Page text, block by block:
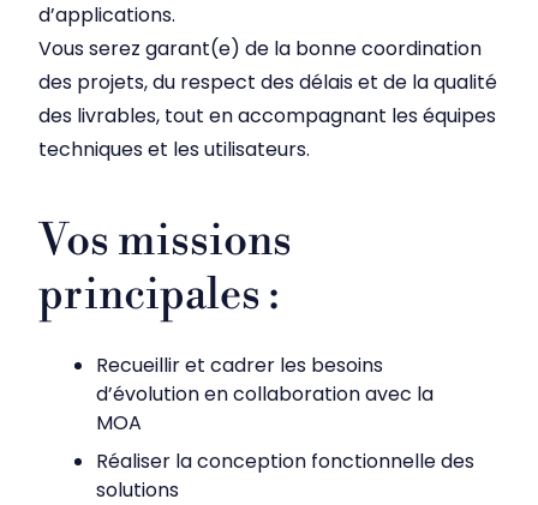
d’applications.
Vous serez garant(e) de la bonne coordination
des projets, du respect des délais et de la qualité
des livrables, tout en accompagnant les équipes
techniques et les utilisateurs.
Vos missions
principales :
Recueillir et cadrer les besoins
d’évolution en collaboration avec la
MOA
Réaliser la conception fonctionnelle des
solutions